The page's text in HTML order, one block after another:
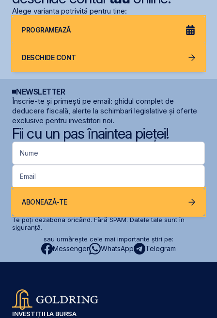
Alege varianta potrivită pentru tine:
PROGRAMEAZĂ
DESCHIDE CONT
NEWSLETTER
Înscrie-te și primești pe email: ghidul complet de
deducere fiscală, alerte la schimbari legislative și oferte
exclusive pentru investitori noi.
Fii cu un pas înaintea pieței!
Nume
Email
ABONEAZĂ-TE
Te poți dezabona oricând. Fără SPAM. Datele tale sunt în
siguranță.
sau urmărește cele mai importante știri pe:
Messenger WhatsApp Telegram
INVESTIȚII LA BURSA